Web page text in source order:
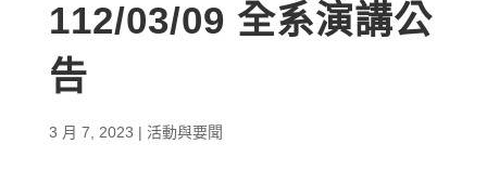
112/03/09 全系演講公
告
3 月 7, 2023 | 活動與要聞